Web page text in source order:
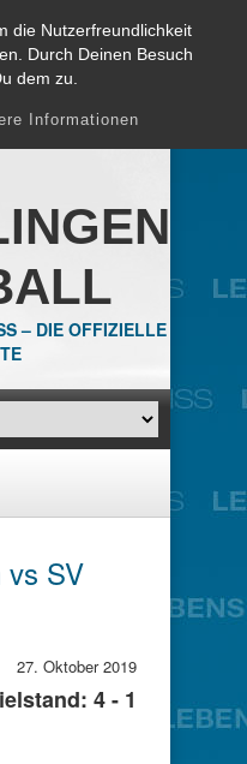
die Nutzerfreundlichkeit
Durch Deinen Besuch
dem zu.
Informationen
– DIE OFFIZIELLE
vs SV
27. Oktober 2019
4 - 1